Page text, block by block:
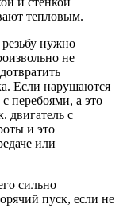
тепловым.
нужно
не
Если нарушаются
с перебоями, а это
двигатель с
и это
или
сильно
пуск, если не